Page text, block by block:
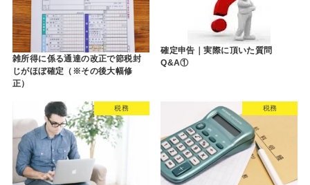
雑所得に係る通達の改正で節税封
じがほぼ確定（※その後大幅修
正）
確定申告｜実際に頂いた質問
Q&A①
税務 税務